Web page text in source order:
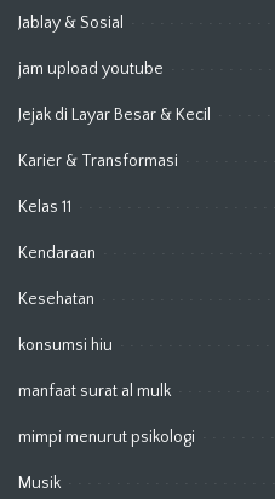
Jablay & Sosial
jam upload youtube
Jejak di Layar Besar & Kecil
Karier & Transformasi
Kelas 11
Kendaraan
Kesehatan
konsumsi hiu
manfaat surat al mulk
mimpi menurut psikologi
Musik